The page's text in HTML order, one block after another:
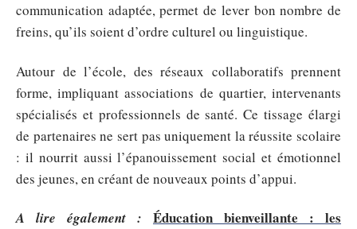
communication adaptée, permet de lever bon nombre de
freins, qu’ils soient d’ordre culturel ou linguistique.
Autour de l’école, des réseaux collaboratifs prennent
forme, impliquant associations de quartier, intervenants
spécialisés et professionnels de santé. Ce tissage élargi
de partenaires ne sert pas uniquement la réussite scolaire
: il nourrit aussi l’épanouissement social et émotionnel
des jeunes, en créant de nouveaux points d’appui.
A lire également :
Éducation bienveillante : les